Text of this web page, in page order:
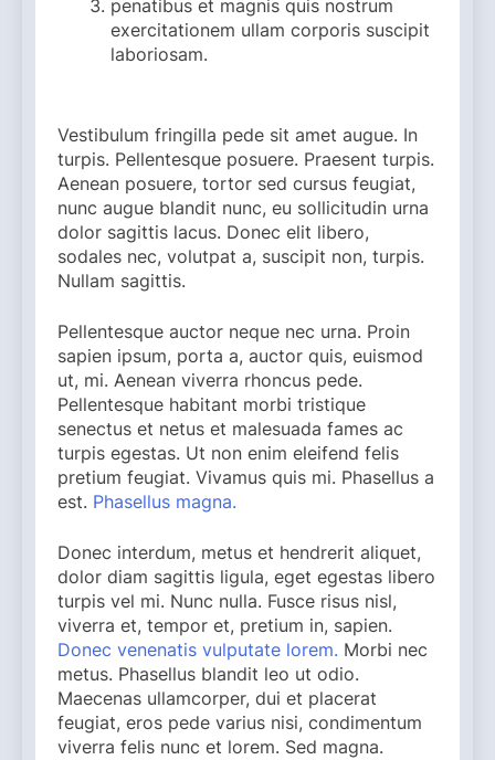
penatibus et magnis quis nostrum
exercitationem ullam corporis suscipit
laboriosam.
Vestibulum fringilla pede sit amet augue. In
turpis. Pellentesque posuere. Praesent turpis.
Aenean posuere, tortor sed cursus feugiat,
nunc augue blandit nunc, eu sollicitudin urna
dolor sagittis lacus. Donec elit libero,
sodales nec, volutpat a, suscipit non, turpis.
Nullam sagittis.
Pellentesque auctor neque nec urna. Proin
sapien ipsum, porta a, auctor quis, euismod
ut, mi. Aenean viverra rhoncus pede.
Pellentesque habitant morbi tristique
senectus et netus et malesuada fames ac
turpis egestas. Ut non enim eleifend felis
pretium feugiat. Vivamus quis mi. Phasellus a
est. Phasellus magna.
Donec interdum, metus et hendrerit aliquet,
dolor diam sagittis ligula, eget egestas libero
turpis vel mi. Nunc nulla. Fusce risus nisl,
viverra et, tempor et, pretium in, sapien.
Donec venenatis vulputate lorem. Morbi nec
metus. Phasellus blandit leo ut odio.
Maecenas ullamcorper, dui et placerat
feugiat, eros pede varius nisi, condimentum
viverra felis nunc et lorem. Sed magna.